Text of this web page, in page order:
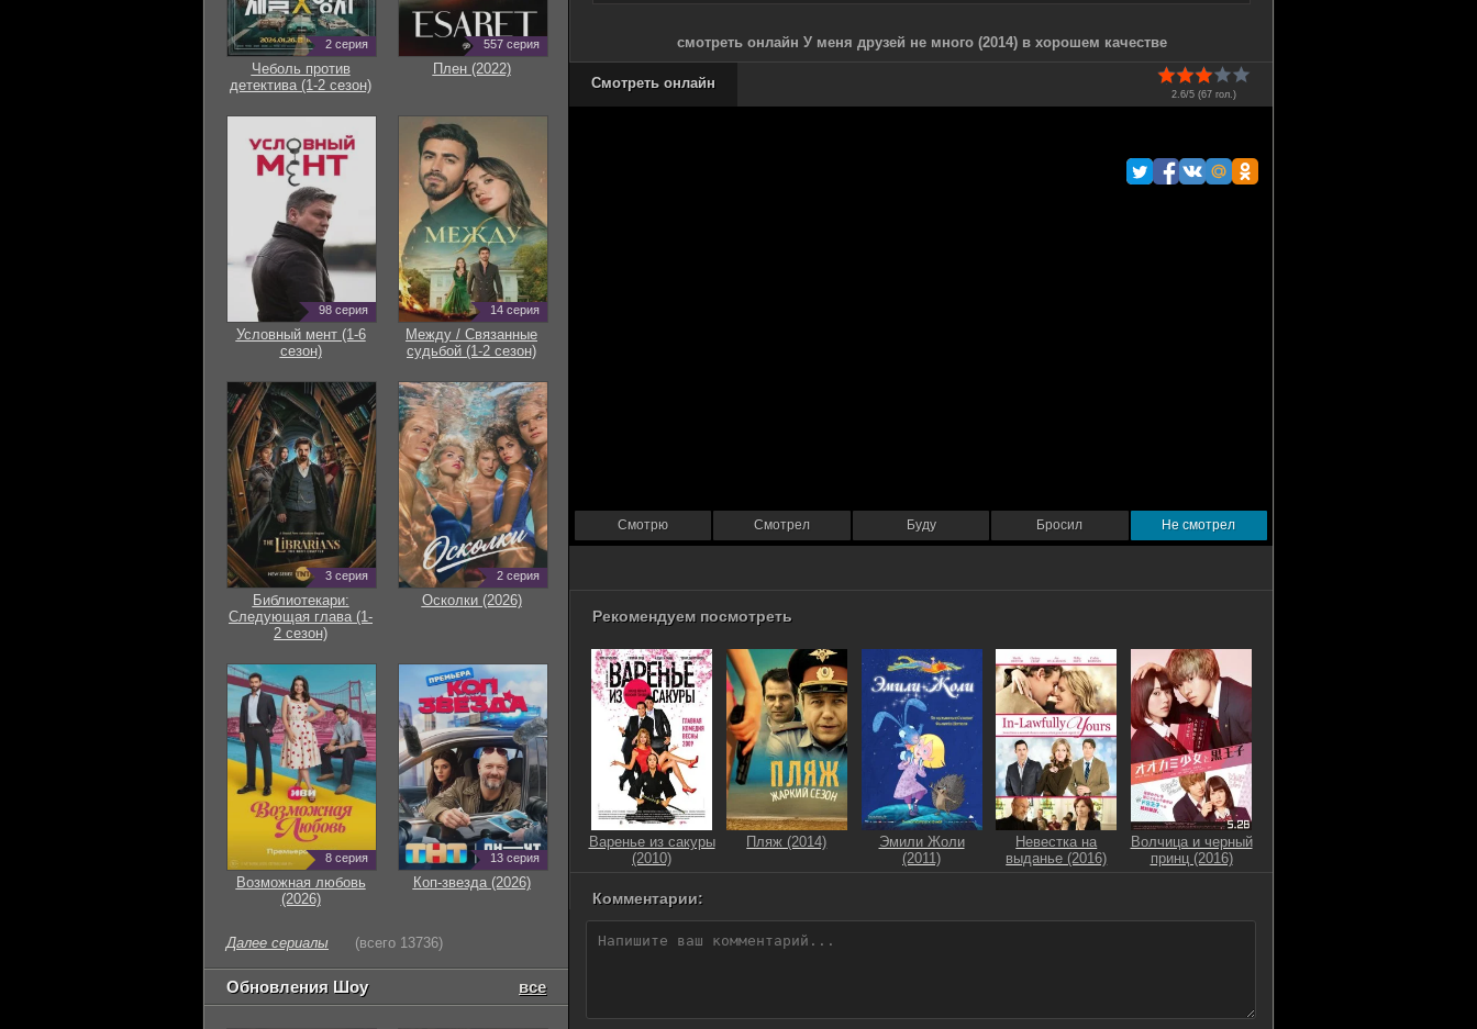
смотреть онлайн У меня друзей не много (2014) в хорошем качестве
2.6/5 (67 гол.)
Смотреть онлайн
Смотрю Смотрел Буду Бросил Не смотрел
Рекомендуем посмотреть
Варенье из сакуры
(2010)
Пляж (2014)
Эмили Жоли
(2011)
Невестка на
выданье (2016)
Волчица и черный
принц (2016)
Комментарии:
2 серия
Чеболь против
детектива (1-2 сезон)
557 серия
Плен (2022)
98 серия
Условный мент (1-6
сезон)
14 серия
Между / Связанные
судьбой (1-2 сезон)
3 серия
Библиотекари:
Следующая глава (1-
2 сезон)
2 серия
Осколки (2026)
8 серия
Возможная любовь
(2026)
13 серия
Коп-звезда (2026)
Далее сериалы (всего 13736)
Обновления Шоу все